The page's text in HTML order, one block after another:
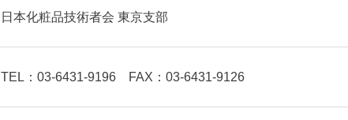
日本化粧品技術者会 東京支部
TEL：03-6431-9196 FAX：03-6431-9126